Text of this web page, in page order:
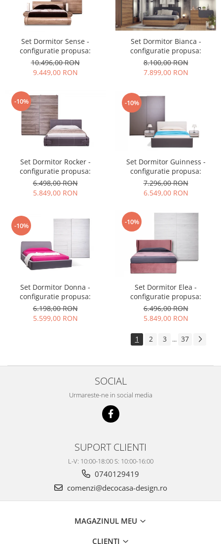
Set Dormitor Sense -
configuratie propusa:
10.496,00 RON
9.449,00 RON
Set Dormitor Bianca -
configuratie propusa:
8.100,00 RON
7.899,00 RON
-10%
Set Dormitor Rocker -
configuratie propusa:
6.498,00 RON
5.849,00 RON
-10%
Set Dormitor Guinness -
configuratie propusa:
7.296,00 RON
6.549,00 RON
-10%
Set Dormitor Donna -
configuratie propusa:
6.198,00 RON
5.599,00 RON
-10%
Set Dormitor Elea -
configuratie propusa:
6.496,00 RON
5.849,00 RON
1 2 3 ... 37
SOCIAL
Urmareste-ne in social media
SUPORT CLIENTI
L-V: 10:00-18:00 S: 10:00-16:00
0740129419
comenzi@decocasa-design.ro
MAGAZINUL MEU
CLIENTI